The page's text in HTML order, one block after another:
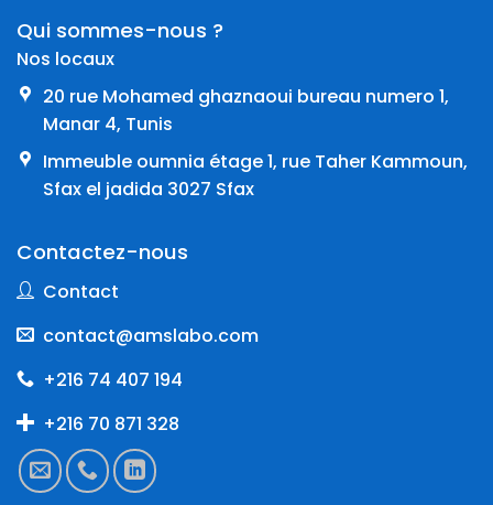
Qui sommes-nous ?
Nos locaux
20 rue Mohamed ghaznaoui bureau numero 1,
Manar 4, Tunis
Immeuble oumnia étage 1, rue Taher Kammoun,
Sfax el jadida 3027 Sfax
Contactez-nous
Contact
contact@amslabo.com
+216 74 407 194
+216 70 871 328